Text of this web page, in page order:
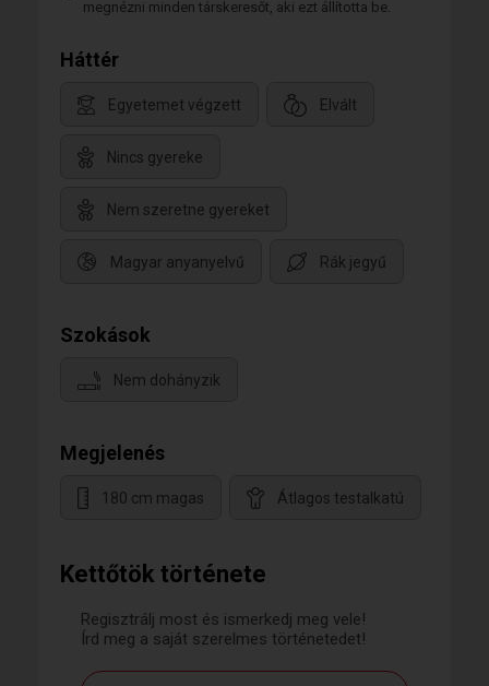
Kettőtök története
Regisztrálj most és ismerkedj meg vele!
Írd meg a saját szerelmes történetedet!
megnézni minden társkeresőt, aki ezt állította be.
Háttér
Egyetemet végzett Elvált
Nincs gyereke
Nem szeretne gyereket
Magyar anyanyelvű Rák jegyű
Szokások
Nem dohányzik
Megjelenés
180 cm magas Átlagos testalkatú